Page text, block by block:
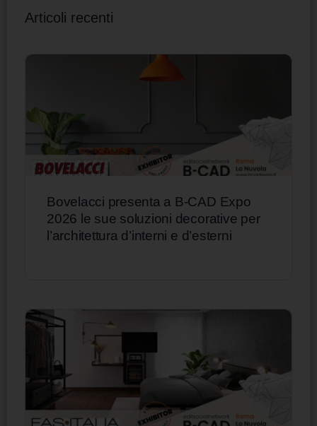
Articoli recenti
Bovelacci presenta a B-CAD Expo
2026 le sue soluzioni decorative per
l’architettura d’interni e d’esterni